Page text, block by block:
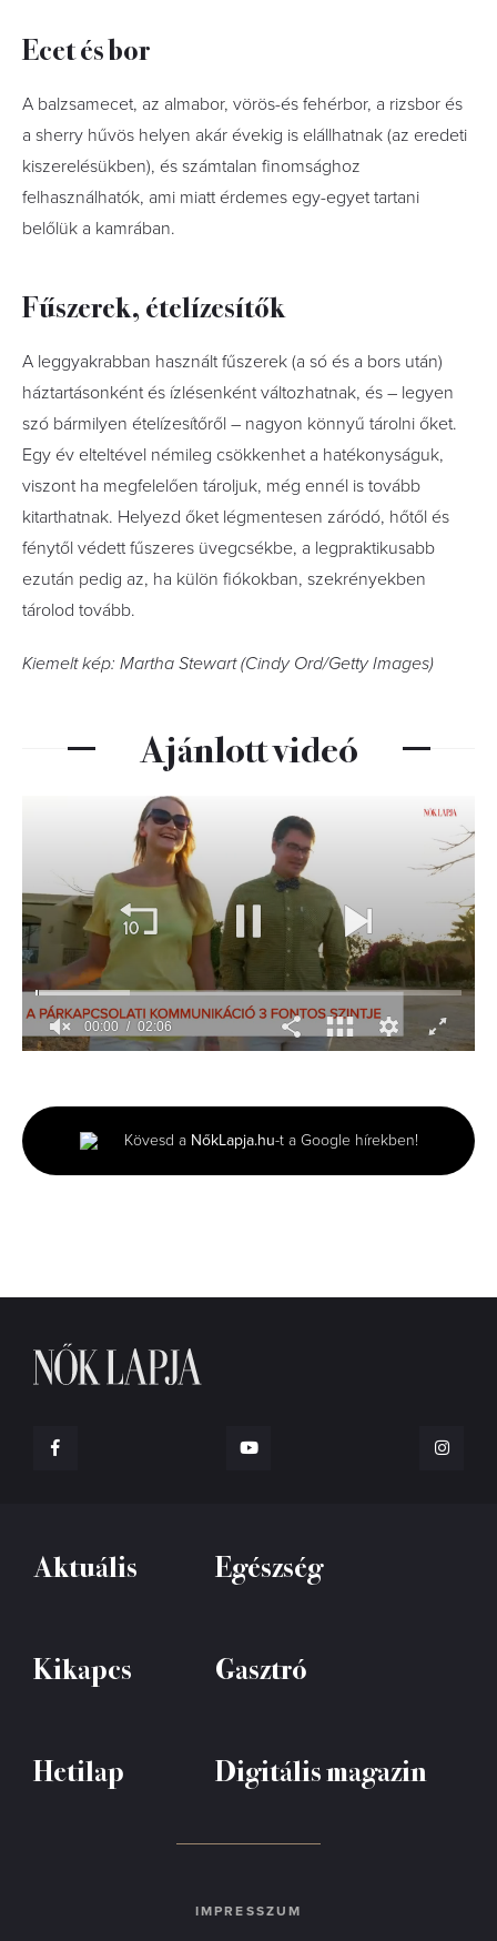
Ecet és bor
A balzsamecet, az almabor, vörös-és fehérbor, a rizsbor és
a sherry hűvös helyen akár évekig is elállhatnak (az eredeti
kiszerelésükben), és számtalan finomsághoz
felhasználhatók, ami miatt érdemes egy-egyet tartani
belőlük a kamrában.
Fűszerek, ételízesítők
A leggyakrabban használt fűszerek (a só és a bors után)
háztartásonként és ízlésenként változhatnak, és – legyen
szó bármilyen ételízesítőről – nagyon könnyű tárolni őket.
Egy év elteltével némileg csökkenhet a hatékonyságuk,
viszont ha megfelelően tároljuk, még ennél is tovább
kitarthatnak. Helyezd őket légmentesen záródó, hőtől és
fénytől védett fűszeres üvegcsékbe, a legpraktikusabb
ezután pedig az, ha külön fiókokban, szekrényekben
tárolod tovább.
Kiemelt kép: Martha Stewart (Cindy Ord/Getty Images)
Ajánlott videó
minutes,
6
seconds
00:01 02:06
Kövesd a NőkLapja.hu-t a Google hírekben!
Aktuális Egészség
Kikapcs Gasztró
Hetilap Digitális magazin
IMPRESSZUM